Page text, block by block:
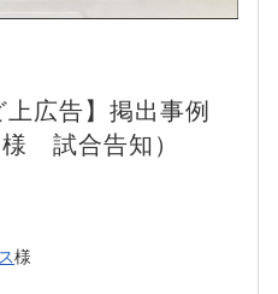
広告】掲出事例
様 試合告知）
様